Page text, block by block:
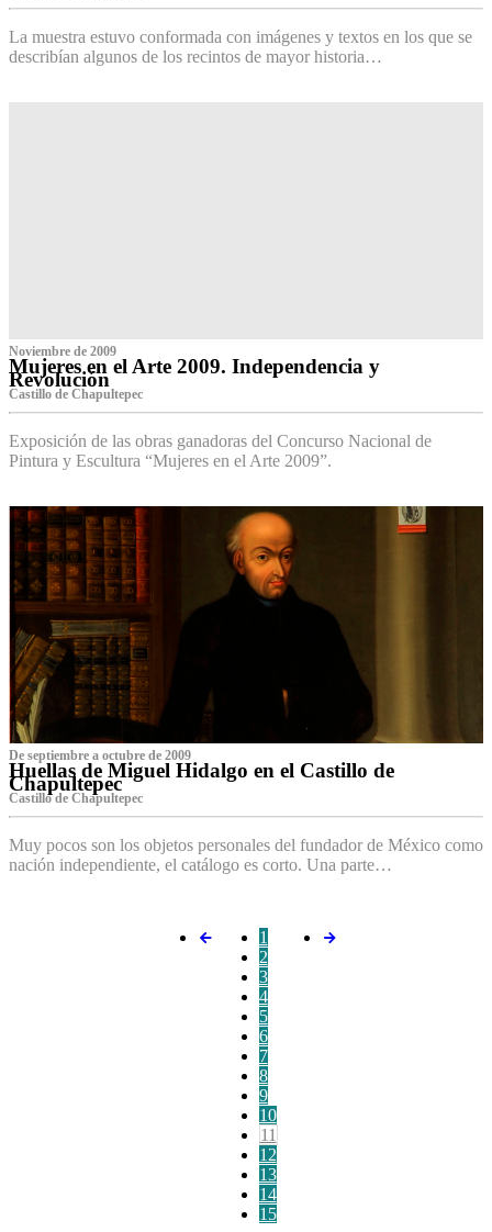
La muestra estuvo conformada con imágenes y textos en los que se
describían algunos de los recintos de mayor historia…
Noviembre de 2009
Mujeres en el Arte 2009. Independencia y
Revolución
Castillo de Chapultepec
Exposición de las obras ganadoras del Concurso Nacional de
Pintura y Escultura “Mujeres en el Arte 2009”.
De septiembre a octubre de 2009
Huellas de Miguel Hidalgo en el Castillo de
Chapultepec
Castillo de Chapultepec
Muy pocos son los objetos personales del fundador de México como
nación independiente, el catálogo es corto. Una parte…
1
2
3
4
5
6
7
8
9
10
11
12
13
14
15